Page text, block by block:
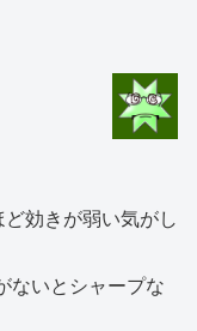
効きが弱い気がし
ないとシャープな